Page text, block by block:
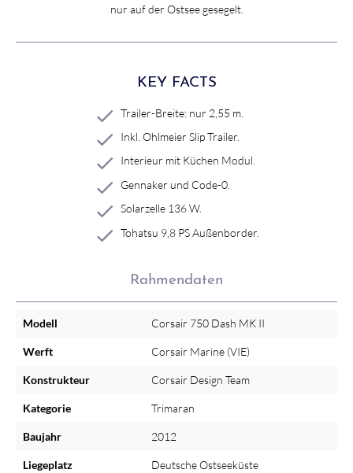
nur auf der Ostsee gesegelt.
KEY FACTS
Trailer-Breite: nur 2,55 m.
Inkl. Ohlmeier Slip Trailer.
Interieur mit Küchen Modul.
Gennaker und Code-0.
Solarzelle 136 W.
Tohatsu 9,8 PS Außenborder.
Rahmendaten
Modell Corsair 750 Dash MK II
Werft Corsair Marine (VIE)
Konstrukteur Corsair Design Team
Kategorie Trimaran
Baujahr 2012
Liegeplatz Deutsche Ostseeküste